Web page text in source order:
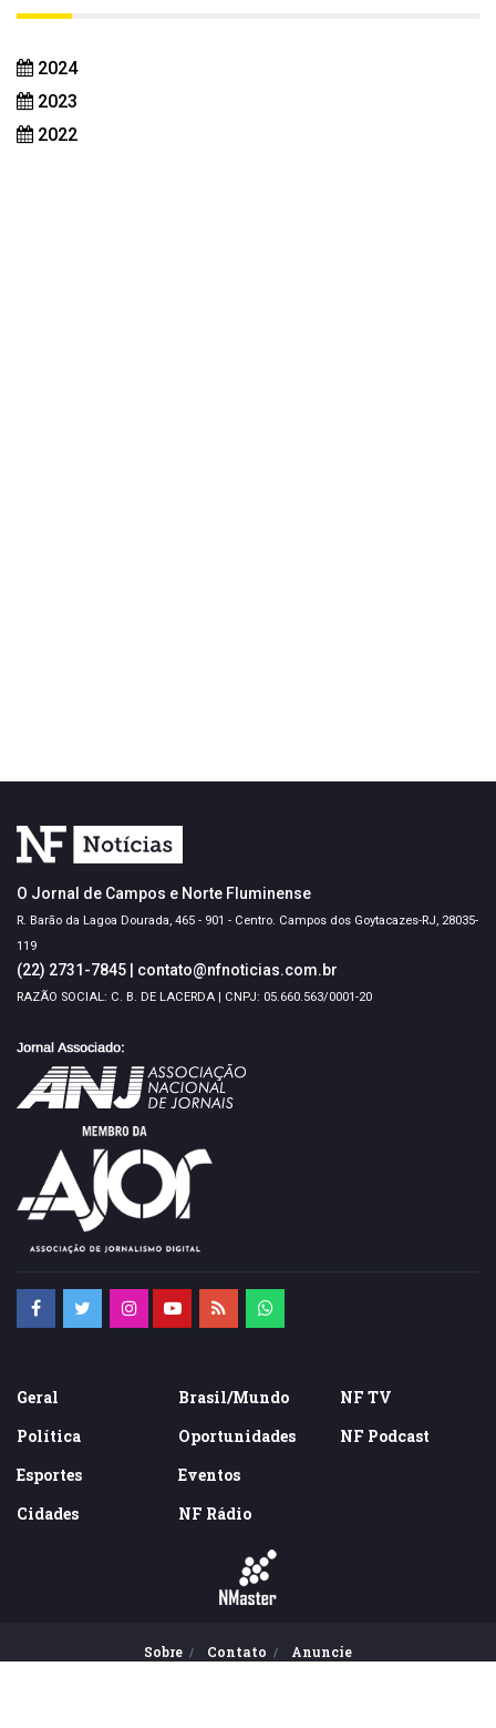
2024
2023
2022
O Jornal de Campos e Norte Fluminense
R. Barão da Lagoa Dourada, 465 - 901 - Centro. Campos dos Goytacazes-RJ, 28035-
119
(22) 2731-7845 contato@nfnoticias.com.br
RAZÃO SOCIAL: C. B. DE LACERDA | CNPJ: 05.660.563/0001-20
Geral
Política
Esportes
Cidades
Brasil/Mundo
Oportunidades
Eventos
NF Rádio
NF TV
NF Podcast
Sobre Contato Anuncie